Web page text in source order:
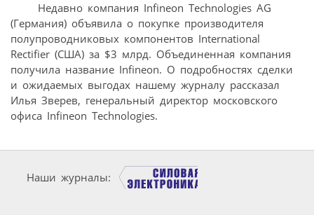
Недавно компания Infineon Technologies AG
(Германия) объявила о покупке производителя
полупроводниковых компонентов International
Rectifier (США) за $3 млрд. Объединенная компания
получила название Infineon. О подробностях сделки
и ожидаемых выгодах нашему журналу рассказал
Илья Зверев, генеральный директор московского
офиса Infineon Technologies.
Наши журналы: